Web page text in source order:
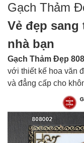
Gạch Thảm
Vẻ đẹp
nhà bạn
Gạch Thảm Đẹp
với thiết kế hoa văn
và đẳng cấp cho